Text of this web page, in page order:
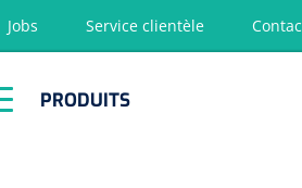
Jobs Service clientèle
PRODUITS